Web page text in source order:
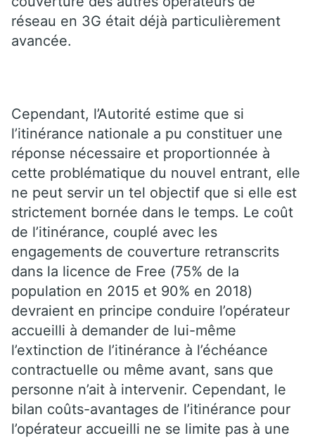
réseau en 3G était déjà particulièrement
avancée.
Cependant, l’Autorité estime que si
l’itinérance nationale a pu constituer une
réponse nécessaire et proportionnée à
cette problématique du nouvel entrant, elle
ne peut servir un tel objectif que si elle est
strictement bornée dans le temps. Le coût
de l’itinérance, couplé avec les
engagements de couverture retranscrits
dans la licence de Free (75% de la
population en 2015 et 90% en 2018)
devraient en principe conduire l’opérateur
accueilli à demander de lui-même
l’extinction de l’itinérance à l’échéance
contractuelle ou même avant, sans que
personne n’ait à intervenir. Cependant, le
bilan coûts-avantages de l’itinérance pour
l’opérateur accueilli ne se limite pas à une